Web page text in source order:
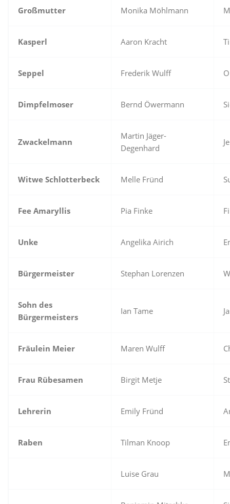
Großmutter Monika Möhlmann
Kasperl Aaron Kracht
Seppel Frederik Wulff
Dimpfelmoser Bernd Öwermann
Zwackelmann
Martin Jäger-
Degenhard
Witwe Schlotterbeck Melle Fründ
Fee Amaryllis Pia Finke
Unke Angelika Airich
Bürgermeister Stephan Lorenzen
Sohn des
Bürgermeisters
Ian Tame
Fräulein Meier Maren Wulff
Frau Rübesamen Birgit Metje
Lehrerin Emily Fründ
Raben Tilman Knoop
Luise Grau